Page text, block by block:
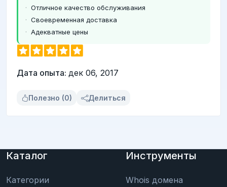
Отличное качество обслуживания
Своевременная доставка
Адекватные цены
Дата опыта: дек 06, 2017
Полезно (0) Делиться
Каталог
Категории
Инструменты
Whois домена